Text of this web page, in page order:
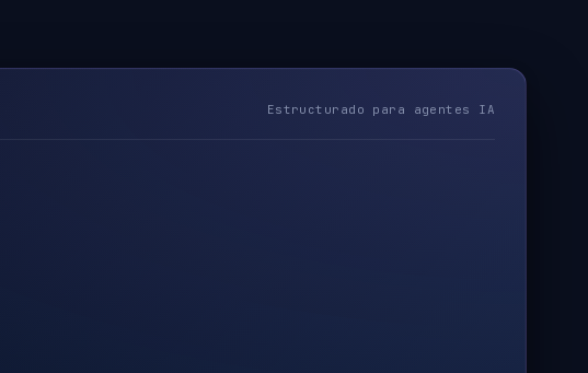
Estructurado para agentes IA